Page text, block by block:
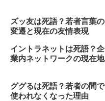
ズッ友は死語？若者言葉の
変遷と現在の友情表現
イントラネットは死語？企
業内ネットワークの現在地
ググるは死語？若者の間で
使われなくなった理由